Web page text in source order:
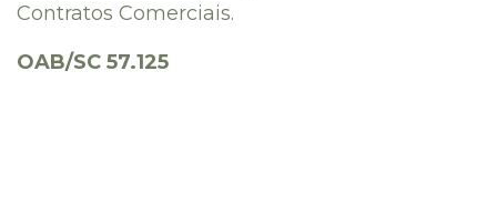
Contratos Comerciais.
OAB/SC 57.125